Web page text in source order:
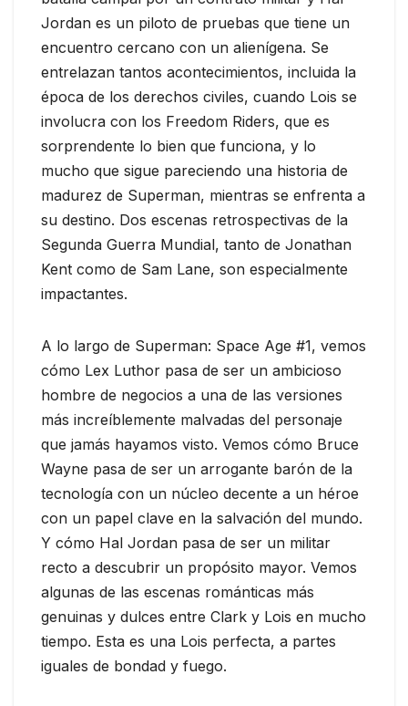
Jordan es un piloto de pruebas que tiene un
encuentro cercano con un alienígena. Se
entrelazan tantos acontecimientos, incluida la
época de los derechos civiles, cuando Lois se
involucra con los Freedom Riders, que es
sorprendente lo bien que funciona, y lo
mucho que sigue pareciendo una historia de
madurez de Superman, mientras se enfrenta a
su destino. Dos escenas retrospectivas de la
Segunda Guerra Mundial, tanto de Jonathan
Kent como de Sam Lane, son especialmente
impactantes.
A lo largo de Superman: Space Age #1, vemos
cómo Lex Luthor pasa de ser un ambicioso
hombre de negocios a una de las versiones
más increíblemente malvadas del personaje
que jamás hayamos visto. Vemos cómo Bruce
Wayne pasa de ser un arrogante barón de la
tecnología con un núcleo decente a un héroe
con un papel clave en la salvación del mundo.
Y cómo Hal Jordan pasa de ser un militar
recto a descubrir un propósito mayor. Vemos
algunas de las escenas románticas más
genuinas y dulces entre Clark y Lois en mucho
tiempo. Esta es una Lois perfecta, a partes
iguales de bondad y fuego.